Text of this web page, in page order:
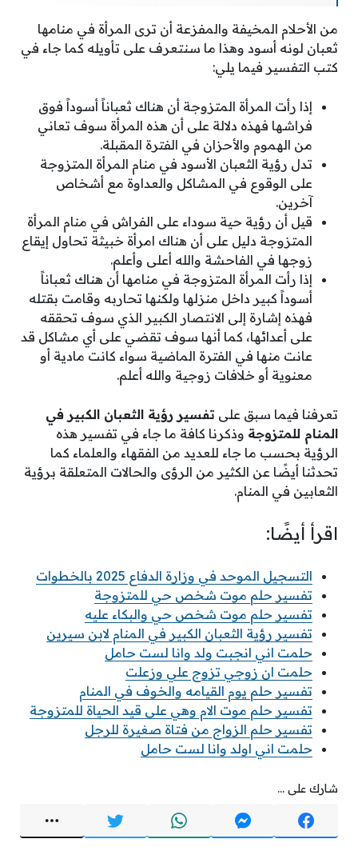
من الأحلام المخيفة والمفزعة أن ترى المرأة في منامها
ثعبان لونه أسود وهذا ما سنتعرف على تأويله كما جاء في
كتب التفسير فيما يلي:
إذا رأت المرأة المتزوجة أن هناك ثعباناً أسوداً فوق
فراشها فهذه دلالة على أن هذه المرأة سوف تعاني
من الهموم والأحزان في الفترة المقبلة.
تدل رؤية الثعبان الأسود في منام المرأة المتزوجة
على الوقوع في المشاكل والعداوة مع أشخاص
آخرين.
قيل أن رؤية حية سوداء على الفراش في منام المرأة
المتزوجة دليل على أن هناك امرأة خبيثة تحاول إيقاع
زوجها في الفاحشة والله أعلى وأعلم.
إذا رأت المرأة المتزوجة في منامها أن هناك ثعباناً
أسوداً كبير داخل منزلها ولكنها تحاربه وقامت بقتله
فهذه إشارة إلى الانتصار الكبير الذي سوف تحققه
على أعدائها، كما أنها سوف تقضي على أي مشاكل قد
عانت منها في الفترة الماضية سواء كانت مادية أو
معنوية أو خلافات زوجية والله أعلم.
تعرفنا فيما سبق على تفسير رؤية الثعبان الكبير في
المنام للمتزوجة وذكرنا كافة ما جاء في تفسير هذه
الرؤية بحسب ما جاء للعديد من الفقهاء والعلماء كما
تحدثنا أيضًا عن الكثير من الرؤى والحالات المتعلقة برؤية
الثعابين في المنام.
اقرأ أيضًا:
التسجيل الموحد في وزارة الدفاع 2025 بالخطوات
تفسير حلم موت شخص حي للمتزوجة
تفسير حلم موت شخص حي والبكاء عليه
تفسير رؤية الثعبان الكبير في المنام لابن سيرين
حلمت اني انجبت ولد وانا لست حامل
حلمت ان زوجي تزوج علي وزعلت
تفسير حلم يوم القيامه والخوف في المنام
تفسير حلم موت الام وهي على قيد الحياة للمتزوجة
تفسير حلم الزواج من فتاة صغيرة للرجل
حلمت اني اولد وانا لست حامل
شارك على ...